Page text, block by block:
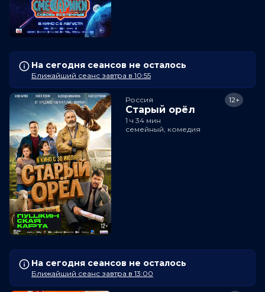
На сегодня сеансов не осталось
Ближайший сеанс завтра в 10:55
Россия
Старый орёл
12+
1 ч 34 мин
семейный, комедия
На сегодня сеансов не осталось
Ближайший сеанс завтра в 13:00